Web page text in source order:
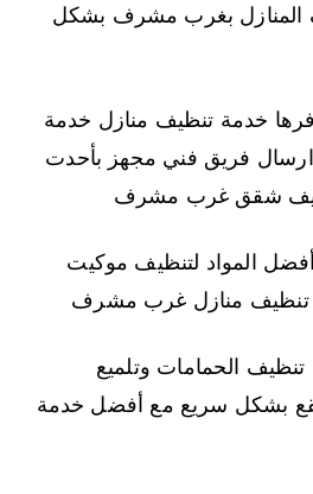
المنازل بغرب مشرف بشكل
خدمة تنظيف منازل خدمة
ارسال فريق فني مجهز بأحدت
شقق غرب مشرف
المواد لتنظيف موكيت
تنظيف منازل غرب مشرف
الحمامات وتلميع
بشكل سريع مع أفضل خدمة